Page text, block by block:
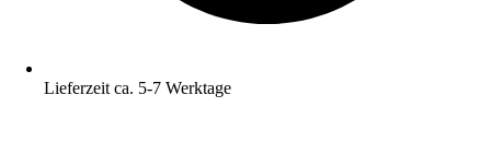
Lieferzeit ca. 5-7 Werktage